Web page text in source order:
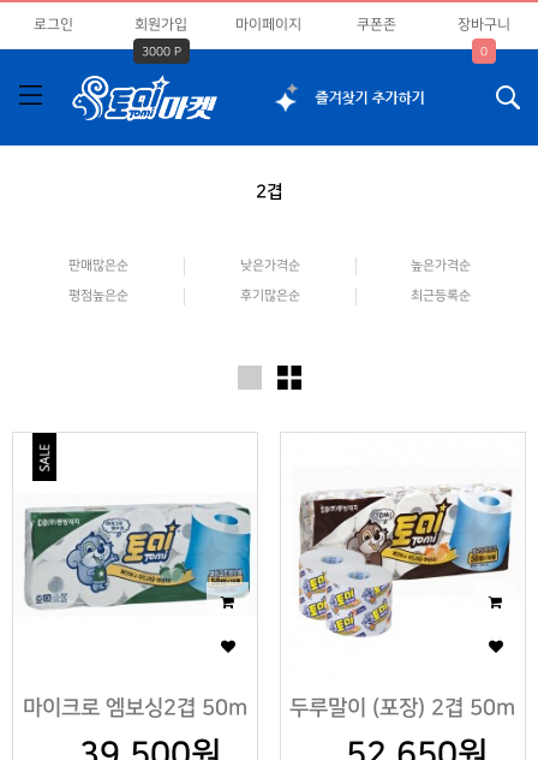
로그인 회원가입
3000 P
마이페이지 쿠폰존 장바구니
0
2겹
판매많은순 낮은가격순 높은가격순
평점높은순 후기많은순 최근등록순
마이크로 엠보싱2겹 50m
X10팩
두루말이 (포장) 2겹 50m
X10팩